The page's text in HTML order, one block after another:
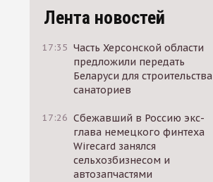
Лента новостей
17:35 Часть Херсонской области
предложили передать
Беларуси для строительства
санаториев
17:26 Сбежавший в Россию экс-
глава немецкого финтеха
Wirecard занялся
сельхозбизнесом и
автозапчастями